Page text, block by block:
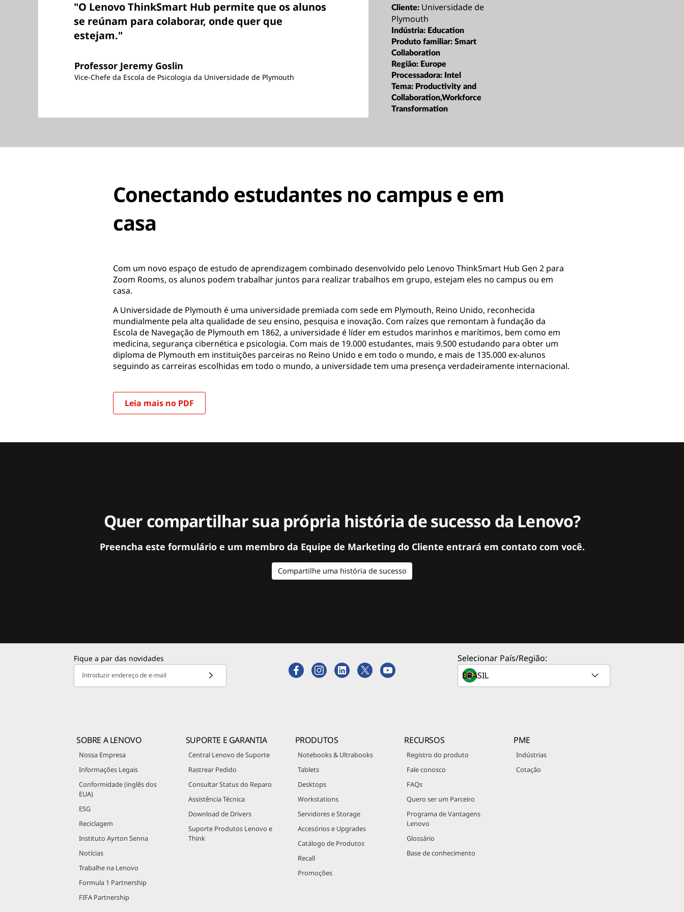
"O Lenovo ThinkSmart Hub permite que os alunos
se reúnam para colaborar, onde quer que
estejam."
Professor Jeremy Goslin
Vice-Chefe da Escola de Psicologia da Universidade de Plymouth
Cliente: Universidade de
Plymouth
Indústria: Education
Produto familiar:Smart
Collaboration
Região: Europe
Processadora: Intel
Tema: Productivity and
Collaboration,Workforce
Transformation
Conectando estudantes no campus e em
casa
Com um novo espaço de estudo de aprendizagem combinado desenvolvido pelo Lenovo ThinkSmart Hub Gen 2 para
Zoom Rooms, os alunos podem trabalhar juntos para realizar trabalhos em grupo, estejam eles no campus ou em
casa.
A Universidade de Plymouth é uma universidade premiada com sede em Plymouth, Reino Unido, reconhecida
mundialmente pela alta qualidade de seu ensino, pesquisa e inovação. Com raízes que remontam à fundação da
Escola de Navegação de Plymouth em 1862, a universidade é líder em estudos marinhos e marítimos, bem como em
medicina, segurança cibernética e psicologia. Com mais de 19.000 estudantes, mais 9.500 estudando para obter um
diploma de Plymouth em instituições parceiras no Reino Unido e em todo o mundo, e mais de 135.000 ex-alunos
seguindo as carreiras escolhidas em todo o mundo, a universidade tem uma presença verdadeiramente internacional.
Leia mais no PDF
Quer compartilhar sua própria história de sucesso da Lenovo?
Preencha este formulário e um membro da Equipe de Marketing do Cliente entrará em contato com você.
Compartilhe uma história de sucesso
Fique a par das novidades
Introduzir endereço de e-mail
Selecionar País/Região:
SOBRE A LENOVO
Nossa Empresa
Informações Legais
Conformidade (inglês dos
EUA)
ESG
Reciclagem
Instituto Ayrton Senna
Notícias
Trabalhe na Lenovo
Formula 1 Partnership
FIFA Partnership
SUPORTE E GARANTIA
Central Lenovo de Suporte
Rastrear Pedido
Consultar Status do Reparo
Assistência Técnica
Download de Drivers
Suporte Produtos Lenovo e
Think
PRODUTOS
Notebooks & Ultrabooks
Tablets
Desktops
Workstations
Servidores e Storage
Accesórios e Upgrades
Catálogo de Produtos
Recall
Promoções
RECURSOS
Registro do produto
Fale conosco
FAQs
Quero ser um Parceiro
Programa de Vantagens
Lenovo
Glossário
Base de conhecimento
PME
Indústrias
Cotação